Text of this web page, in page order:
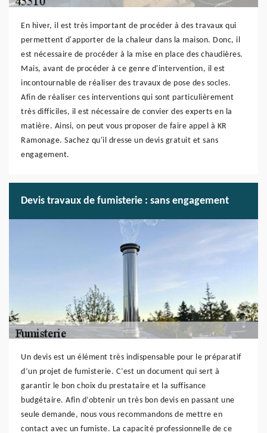
En hiver, il est très important de procéder à des travaux qui
permettent d'apporter de la chaleur dans la maison. Donc, il
est nécessaire de procéder à la mise en place des chaudières.
Mais, avant de procéder à ce genre d'intervention, il est
incontournable de réaliser des travaux de pose des socles.
Afin de réaliser ces interventions qui sont particulièrement
très difficiles, il est nécessaire de convier des experts en la
matière. Ainsi, on peut vous proposer de faire appel à KR
Ramonage. Sachez qu'il dresse un devis gratuit et sans
engagement.
Devis travaux de fumisterie : sans engagement
Un devis est un élément très indispensable pour le préparatif
d’un projet de fumisterie. C’est un document qui sert à
garantir le bon choix du prestataire et la suffisance
budgétaire. Afin d’obtenir un très bon devis en passant une
seule demande, nous vous recommandons de mettre en
contact avec un fumiste. La capacité professionnelle de ce